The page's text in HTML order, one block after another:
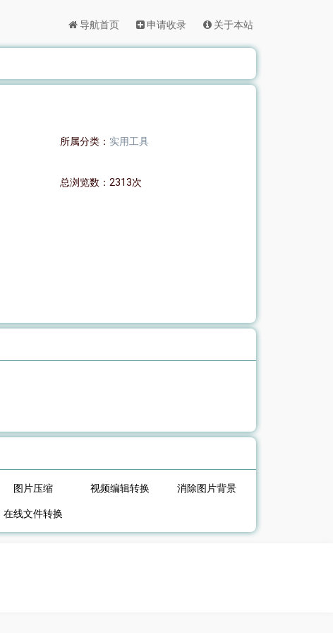
导航首页 申请收录 关于本站
所属分类： 实用工具
总浏览数：2313次
图片压缩 视频编辑转换 消除图片背景
在线文件转换